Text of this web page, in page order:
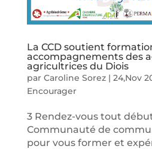
La CCD soutient
accompagnements des
agricultrices du Diois
par Caroline Sorez| 24,Nov
Encourager
3 Rendez-vous tout
Communauté de
pour vous former et